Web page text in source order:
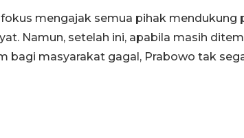
mengajak semua pihak mendukung
Namun, setelah ini, apabila masih
bagi masyarakat gagal, Prabowo tak